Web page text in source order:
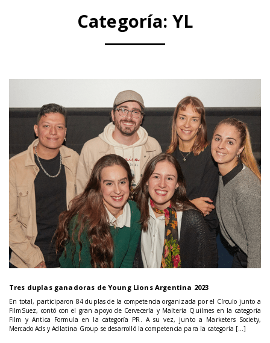
Categoría: YL
Tres duplas ganadoras de Young Lions Argentina 2023
En total, participaron 84 duplas de la competencia organizada por el Círculo junto a
FilmSuez, contó con el gran apoyo de Cervecería y Maltería Quilmes en la categoría
Film y Antica Formula en la categoría PR. A su vez, junto a Marketers Society,
Mercado Ads y Adlatina Group se desarrolló la competencia para la categoría […]